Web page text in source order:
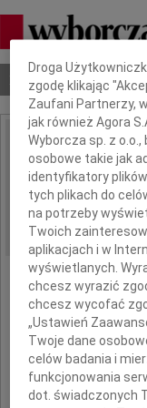
Nekrologi Odeszli
IMIĘ I NAZWISKO:
REGION:
DATA EMISJI:
Dbamy o Twoją
Droga
zgodę klikając
Zaufani Partnerzy,
jak również Agora
Wyborcza sp. z
osobowe takie jak
identyfikatory
tych plikach do
na potrzeby
Twoich
aplikacjach i w
wyświetlanych.
chcesz wyrazić
chcesz wycofać
„Ustawień
Twoje dane
celów badania i
funkcjonowania
dot. świadczonych